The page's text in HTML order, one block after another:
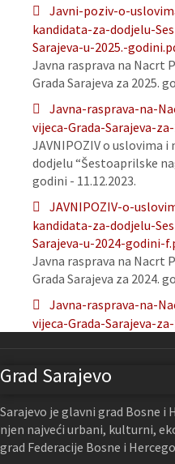
Javni-poziv-o-
kandidata-za-dodjelu-
Sarajeva-u-2025.-
Javna rasprava na Nacrt
Grada Sarajeva za 2025.
Javna-rasprava-na-
vijeca-Grada-Sarajeva-
JAVNIPOZIV o uslovima
dodjelu “Šestoaprilske
godini - 11.12.2023.
JAVNIPOZIV-o-
kandidata-za-dodjelu-
Sarajeva-u-2024-godini-
Javna rasprava na Nacrt
Grada Sarajeva za 2024.
Javna-rasprava-na-
vijeca-Grada-Sarajeva-
Grad Sarajevo
Sarajevo je glavni grad Bosne
njen najveći urbani, kulturni,
grad Federacije Bosne i